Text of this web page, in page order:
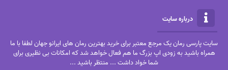
درباره سایت
سایت پارسی رمان یک مرجع معتبر برای خرید بهترین رمان های ایرانو جهان لطفا با ما
همراه باشید به زودی اپ بزرگ ما هم فعال خواهد شد که امکانات بی نظیری برای
شما خواد داشت ... منتظر باشید ...